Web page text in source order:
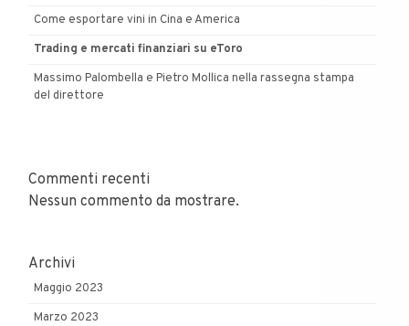
Come esportare vini in Cina e America
Trading e mercati finanziari su eToro
Massimo Palombella e Pietro Mollica nella rassegna stampa
del direttore
Commenti recenti
Nessun commento da mostrare.
Archivi
Maggio 2023
Marzo 2023